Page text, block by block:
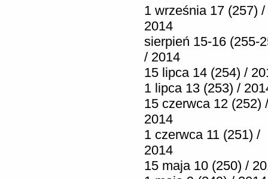
1 września 17 (257) /
2014
sierpień 15-16 (255-
/ 2014
15 lipca 14 (254) /
1 lipca 13 (253) /
15 czerwca 12 (252) /
2014
1 czerwca 11 (251) /
2014
15 maja 10 (250) /